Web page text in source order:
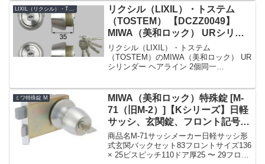
ルバーセット内容本体×2、キー×5K...
LIXIL（リクシル）・TOSTEM（トステム）
リクシル（LIXIL）・トステム
（TOSTEM） 【DCZZ0049】
MIWA（美和ロック） URシリン
ダー 勝手口ドア用 ヘアライン 2
個同一
リクシル（LIXIL）・トステム
（TOSTEM）のMIWA（美和ロック） UR
シリンダー ヘアライン 2個同一
色ヘアラインセット内容本体×2、キー
×5Kシリ...
ミワ特殊錠 M
MIWA（美和ロック）特殊錠 [M-
71（旧M-2）]【Kシリーズ】日軽
サッシ、玄関錠、フロント記号
HMSP
商品名M-71サッシメーカー日軽サッシ形
式玄関バックセット83フロントサイズ136
× 25ビスピッチ110ドア厚25 〜 29フロン